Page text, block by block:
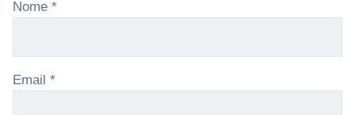
Nome *
Email *